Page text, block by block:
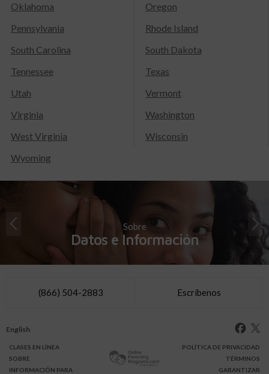
Oklahoma
Oregon
Pennsylvania
Rhode Island
South Carolina
South Dakota
Tennessee
Texas
Utah
Vermont
Virginia
Washington
West Virginia
Wisconsin
Wyoming
Sobre
Datos e Información
(866) 504-2883 Escríbenos
English
CLASES EN LÍNEA
SOBRE
INFORMACIÓN PARA
POLÍTICA DE PRIVACIDAD
TÉRMINOS
GARANTIZAR